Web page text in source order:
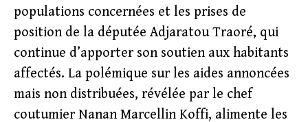
populations concernées et les prises de
position de la députée Adjaratou Traoré, qui
continue d’apporter son soutien aux habitants
affectés. La polémique sur les aides annoncées
mais non distribuées, révélée par le chef
coutumier Nanan Marcellin Koffi, alimente les